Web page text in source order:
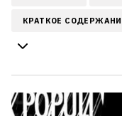
КРАТКОЕ